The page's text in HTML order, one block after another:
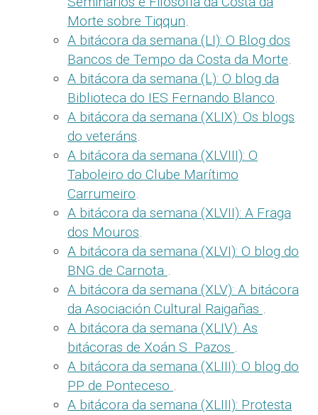
Morte sobre Tiqqun.
A bitácora da semana (LI): O Blog dos
Bancos de Tempo da Costa da Morte.
A bitácora da semana (L): O blog da
Biblioteca do IES Fernando Blanco.
A bitácora da semana (XLIX): Os blogs
do veteráns.
A bitácora da semana (XLVIII): O
Taboleiro do Clube Marítimo
Carrumeiro.
A bitácora da semana (XLVII): A Fraga
dos Mouros.
A bitácora da semana (XLVI): O blog do
BNG de Carnota .
A bitácora da semana (XLV): A bitácora
da Asociación Cultural Raigañas .
A bitácora da semana (XLIV): As
bitácoras de Xoán S. Pazos .
A bitácora da semana (XLIII): O blog do
PP de Ponteceso .
A bitácora da semana (XLIII): Protesta